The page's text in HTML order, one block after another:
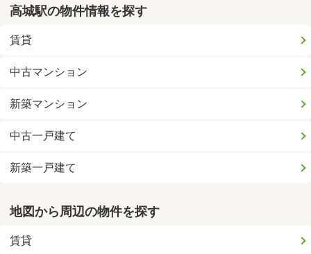
高城駅の物件情報を探す
賃貸
中古マンション
新築マンション
中古一戸建て
新築一戸建て
地図から周辺の物件を探す
賃貸